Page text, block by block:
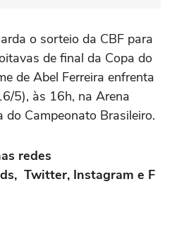
o sorteio da CBF para
de final da Copa do
de Abel Ferreira enfrenta
5), às 16h, na Arena
do Campeonato Brasileiro.
redes
Twitter, Instagram e F